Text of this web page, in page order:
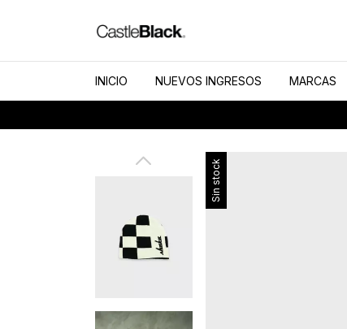
INICIO NUEVOS INGRESOS MARCAS
Sin stock